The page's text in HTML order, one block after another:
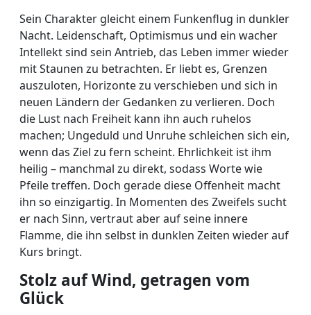
Sein Charakter gleicht einem Funkenflug in dunkler
Nacht. Leidenschaft, Optimismus und ein wacher
Intellekt sind sein Antrieb, das Leben immer wieder
mit Staunen zu betrachten. Er liebt es, Grenzen
auszuloten, Horizonte zu verschieben und sich in
neuen Ländern der Gedanken zu verlieren. Doch
die Lust nach Freiheit kann ihn auch ruhelos
machen; Ungeduld und Unruhe schleichen sich ein,
wenn das Ziel zu fern scheint. Ehrlichkeit ist ihm
heilig – manchmal zu direkt, sodass Worte wie
Pfeile treffen. Doch gerade diese Offenheit macht
ihn so einzigartig. In Momenten des Zweifels sucht
er nach Sinn, vertraut aber auf seine innere
Flamme, die ihn selbst in dunklen Zeiten wieder auf
Kurs bringt.
Stolz auf Wind, getragen vom
Glück